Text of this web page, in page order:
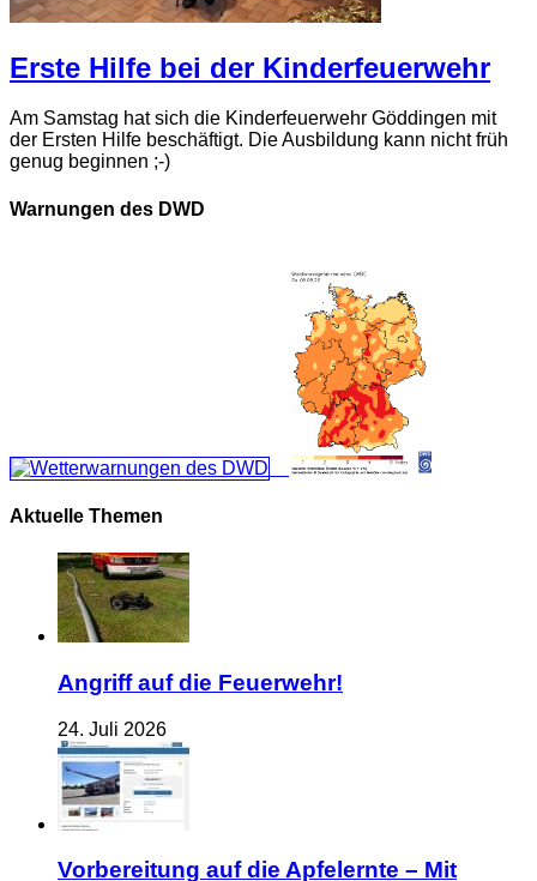
Erste Hilfe bei der Kinderfeuerwehr
Am Samstag hat sich die Kinderfeuerwehr Göddingen mit
der Ersten Hilfe beschäftigt. Die Ausbildung kann nicht früh
genug beginnen ;-)
Warnungen des DWD
Aktuelle Themen
Angriff auf die Feuerwehr!
24. Juli 2026
Vorbereitung auf die Apfelernte – Mit